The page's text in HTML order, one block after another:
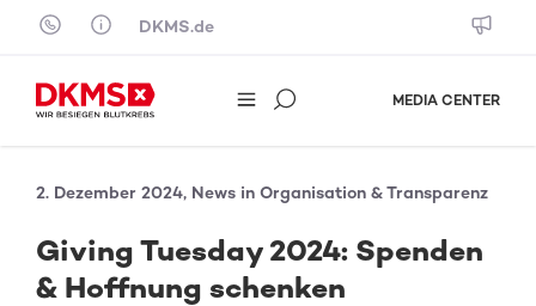
Skip to content
DKMS.de
MEDIA CENTER
2. Dezember 2024, News in Organisation & Transparenz
Giving Tuesday 2024: Spenden
& Hoffnung schenken